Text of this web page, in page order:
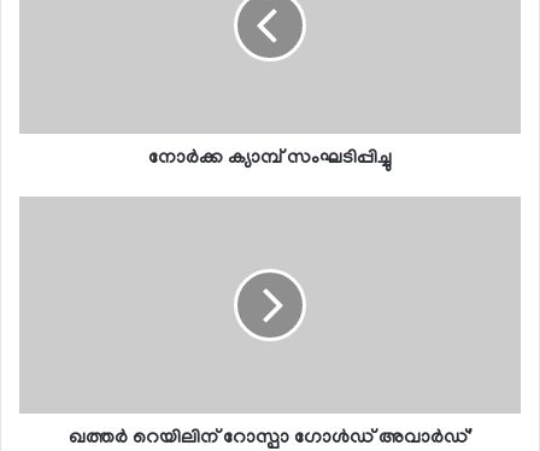
നോര്‍ക്ക ക്യാമ്പ് സംഘടിപ്പിച്ചു
ഖത്തര്‍ റെയിലിന് റോസ്പാ ഗോള്‍ഡ് അവാര്‍ഡ്'